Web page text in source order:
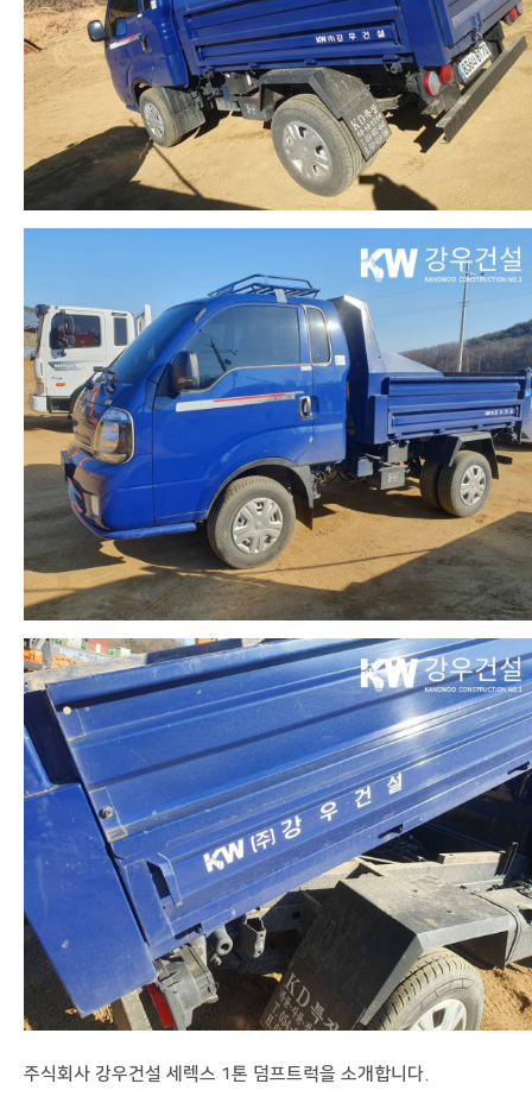
주식회사 강우건설 세렉스 1톤 덤프트럭을 소개합니다.